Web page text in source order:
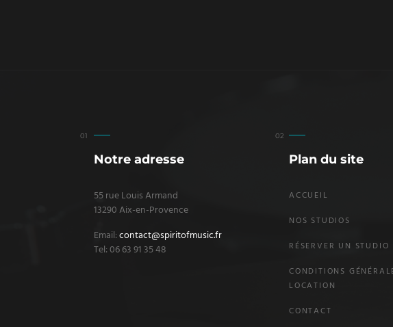
Notre adresse
55 rue Louis Armand
13290 Aix-en-Provence
Email:contact@spiritofmusic.fr
Tel: 06 63 91 35 48
Plan du site
ACCUEIL
NOS STUDIOS
RÉSERVER UN STUDIO
CONDITIONS
LOCATION
CONTACT